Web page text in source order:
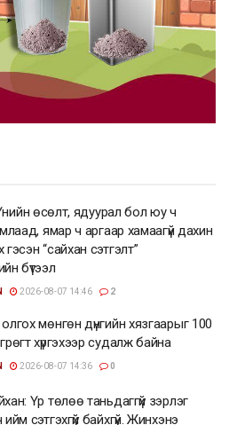
Үнийн өсөлт, ядуурал бол юу ч
ямар ч аргаар хамаагүй дахин
“сайхан сэтгэлт”
бүтээл
2026-08-07 14:46 2
мөнгөн дүнгийн хязгаарыг 100
хүргэхээр судалж байна
2026-08-07 14:36 0
Үр төлөө таньдаггүй зэрлэг
сэтгэхгүй байхгүй. Жинхэнэ